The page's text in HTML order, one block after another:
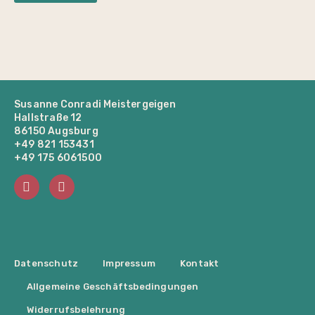
Susanne Conradi Meistergeigen
Hallstraße 12
86150 Augsburg
+49 821 153431
+49 175 6061500
Datenschutz Impressum Kontakt
Allgemeine Geschäftsbedingungen
Widerrufsbelehrung